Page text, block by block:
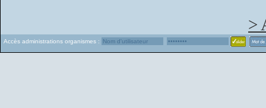
>
Accès administrations organismes :